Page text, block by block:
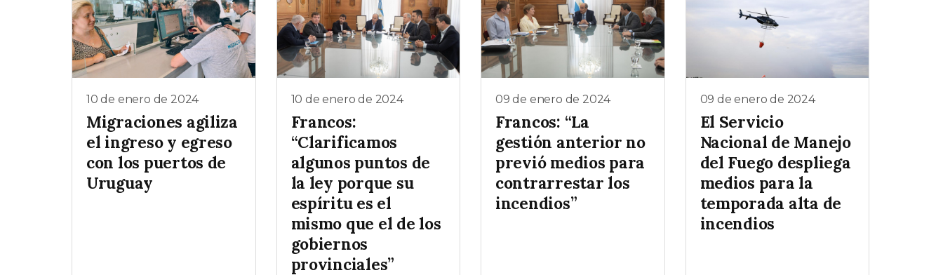
10 de enero de 2024
Migraciones agiliza
el ingreso y egreso
con los puertos de
Uruguay
10 de enero de 2024
Francos:
“Clarificamos
algunos puntos de
la ley porque su
espíritu es el
mismo que el de los
gobiernos
provinciales”
09 de enero de 2024
Francos: “La
gestión anterior no
previó medios para
contrarrestar los
incendios”
09 de enero de 2024
El Servicio
Nacional de Manejo
del Fuego despliega
medios para la
temporada alta de
incendios